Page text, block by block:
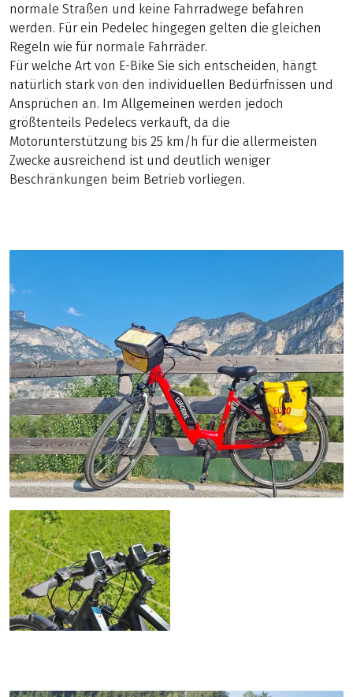
normale Straßen und keine Fahrradwege befahren
werden. Für ein Pedelec hingegen gelten die gleichen
Regeln wie für normale Fahrräder.
Für welche Art von E-Bike Sie sich entscheiden, hängt
natürlich stark von den individuellen Bedürfnissen und
Ansprüchen an. Im Allgemeinen werden jedoch
größtenteils Pedelecs verkauft, da die
Motorunterstützung bis 25 km/h für die allermeisten
Zwecke ausreichend ist und deutlich weniger
Beschränkungen beim Betrieb vorliegen.